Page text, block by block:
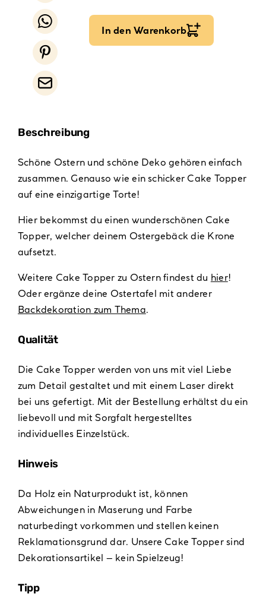
In den Warenkorb
Beschreibung
Schöne Ostern und schöne Deko gehören einfach
zusammen. Genauso wie ein schicker Cake Topper
auf eine einzigartige Torte!
Hier bekommst du einen wunderschönen Cake
Topper, welcher deinem Ostergebäck die Krone
aufsetzt.
Weitere Cake Topper zu Ostern findest du hier!
Oder ergänze deine Ostertafel mit anderer
Backdekoration zum Thema.
Qualität
Die Cake Topper werden von uns mit viel Liebe
zum Detail gestaltet und mit einem Laser direkt
bei uns gefertigt. Mit der Bestellung erhältst du ein
liebevoll und mit Sorgfalt hergestelltes
individuelles Einzelstück.
Hinweis
Da Holz ein Naturprodukt ist, können
Abweichungen in Maserung und Farbe
naturbedingt vorkommen und stellen keinen
Reklamationsgrund dar. Unsere Cake Topper sind
Dekorationsartikel – kein Spielzeug!
Tipp